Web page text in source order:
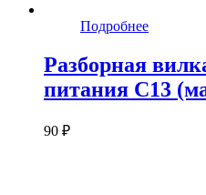
Подробнее
Разборная
питания C13
90 ₽